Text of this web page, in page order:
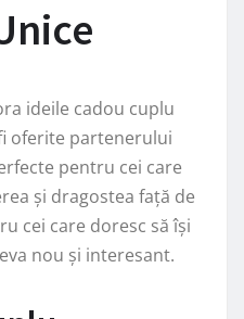
ideile cadou cuplu
oferite partenerului
pentru cei care
și dragostea față de
cei care doresc să își
nou și interesant.